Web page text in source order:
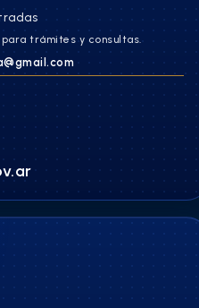
trámites y consultas.